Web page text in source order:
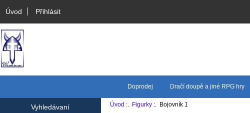
Úvod Přihlásit
Doprodej Dračí doupě a jiné RPG hry
Vyhledávaní Úvod :. Figurky :. Bojovník 1